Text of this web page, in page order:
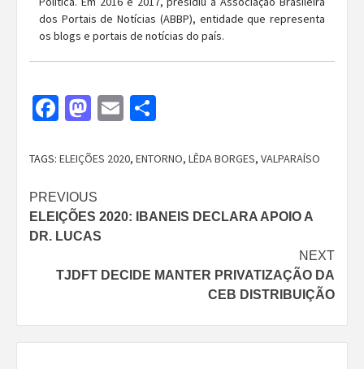
dos Portais de Notícias (ABBP), entidade que representa
os blogs e portais de notícias do país.
Facebook
Mastodon
Email
TAGS: ELEIÇÕES 2020, ENTORNO, LÊDA BORGES, VALPARAÍSO
Continue
Reading
PREVIOUS
ELEIÇÕES 2020: IBANEIS DECLARA APOIO A
DR. LUCAS
NEXT
TJDFT DECIDE MANTER PRIVATIZAÇÃO DA
CEB DISTRIBUIÇÃO